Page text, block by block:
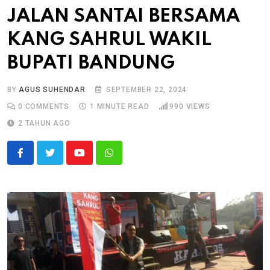
JALAN SANTAI BERSAMA
KANG SAHRUL WAKIL
BUPATI BANDUNG
BYAGUS SUHENDAR
SEPTEMBER 22, 2024
0 COMMENTS 1 MINUTE READ 990 VIEWS
2 TAHUN AGO
YoutubeWhatsapp